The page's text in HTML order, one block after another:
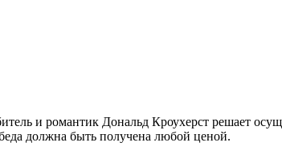
и романтик Дональд Кроухерст решает
должна быть получена любой ценой.